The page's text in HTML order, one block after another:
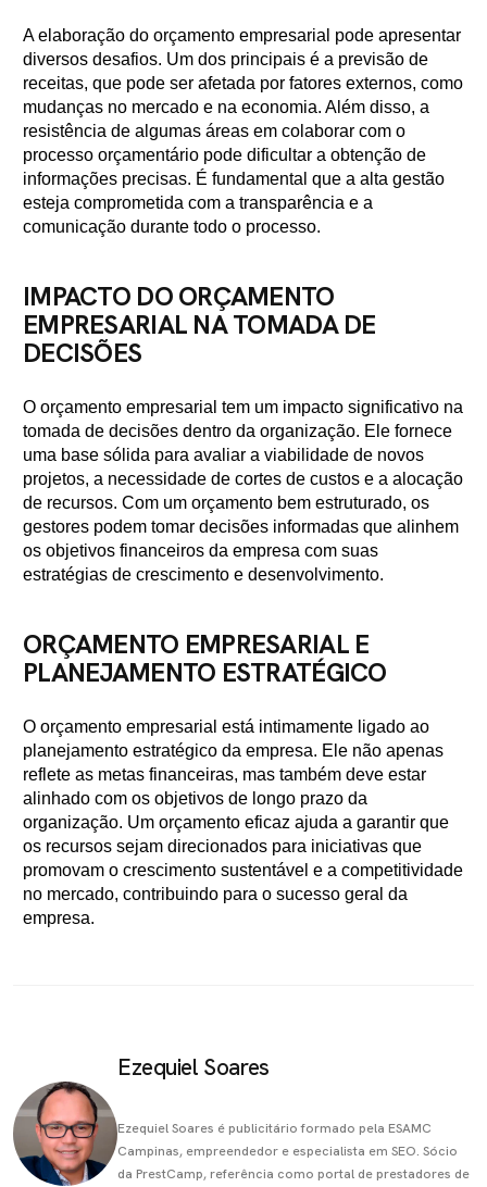
A elaboração do orçamento empresarial pode apresentar
diversos desafios. Um dos principais é a previsão de
receitas, que pode ser afetada por fatores externos, como
mudanças no mercado e na economia. Além disso, a
resistência de algumas áreas em colaborar com o
processo orçamentário pode dificultar a obtenção de
informações precisas. É fundamental que a alta gestão
esteja comprometida com a transparência e a
comunicação durante todo o processo.
IMPACTO DO ORÇAMENTO
EMPRESARIAL NA TOMADA DE
DECISÕES
O orçamento empresarial tem um impacto significativo na
tomada de decisões dentro da organização. Ele fornece
uma base sólida para avaliar a viabilidade de novos
projetos, a necessidade de cortes de custos e a alocação
de recursos. Com um orçamento bem estruturado, os
gestores podem tomar decisões informadas que alinhem
os objetivos financeiros da empresa com suas
estratégias de crescimento e desenvolvimento.
ORÇAMENTO EMPRESARIAL E
PLANEJAMENTO ESTRATÉGICO
O orçamento empresarial está intimamente ligado ao
planejamento estratégico da empresa. Ele não apenas
reflete as metas financeiras, mas também deve estar
alinhado com os objetivos de longo prazo da
organização. Um orçamento eficaz ajuda a garantir que
os recursos sejam direcionados para iniciativas que
promovam o crescimento sustentável e a competitividade
no mercado, contribuindo para o sucesso geral da
empresa.
Ezequiel Soares
Ezequiel Soares é publicitário formado pela ESAMC
Campinas, empreendedor e especialista em SEO. Sócio
da PrestCamp, referência como portal de prestadores de